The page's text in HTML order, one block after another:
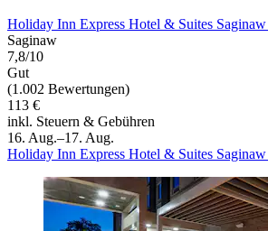
Holiday Inn Express Hotel & Suites
Saginaw
7,8/10
Gut
(1.002 Bewertungen)
113 €
inkl. Steuern & Gebühren
16. Aug.–17. Aug.
Holiday Inn Express Hotel & Suites